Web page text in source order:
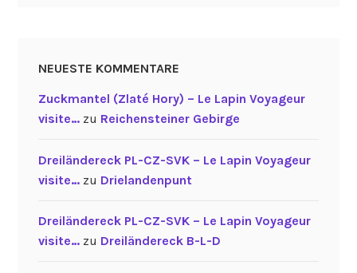
NEUESTE KOMMENTARE
Zuckmantel (Zlaté Hory) – Le Lapin Voyageur
visite…zu Reichensteiner Gebirge
Dreiländereck PL-CZ-SVK – Le Lapin Voyageur
visite…zu Drielandenpunt
Dreiländereck PL-CZ-SVK – Le Lapin Voyageur
visite…zu Dreiländereck B-L-D